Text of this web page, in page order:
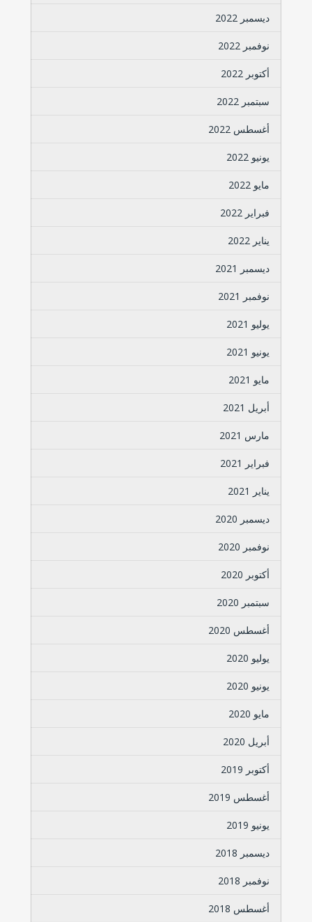
ديسمبر 2022
نوفمبر 2022
أكتوبر 2022
سبتمبر 2022
أغسطس 2022
يونيو 2022
مايو 2022
فبراير 2022
يناير 2022
ديسمبر 2021
نوفمبر 2021
يوليو 2021
يونيو 2021
مايو 2021
أبريل 2021
مارس 2021
فبراير 2021
يناير 2021
ديسمبر 2020
نوفمبر 2020
أكتوبر 2020
سبتمبر 2020
أغسطس 2020
يوليو 2020
يونيو 2020
مايو 2020
أبريل 2020
أكتوبر 2019
أغسطس 2019
يونيو 2019
ديسمبر 2018
نوفمبر 2018
أغسطس 2018